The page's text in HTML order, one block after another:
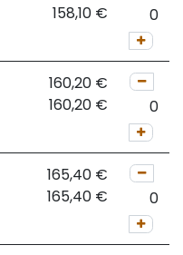
158,10 €
160,20 €
160,20 €
165,40 €
165,40 €